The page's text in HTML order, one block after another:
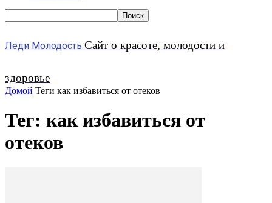
Леди Молодость Сайт о красоте, молодости и
здоровье
Домой Теги как избавиться от отеков
Тег: как избавиться от
отеков